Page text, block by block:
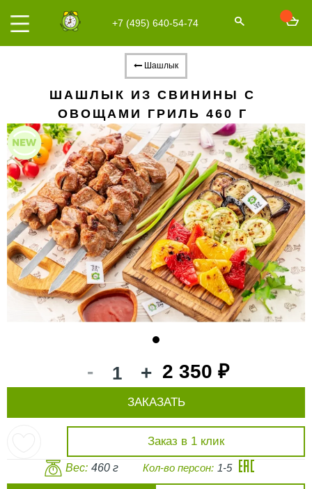
+7 (495) 640-54-74
Шашлык
ШАШЛЫК ИЗ СВИНИНЫ С
ОВОЩАМИ ГРИЛЬ 460 Г
- + 2 350 ₽
Заказ в 1 клик
ЗАКАЗАТЬ
Вес: 460 г Кол-во персон: 1-5